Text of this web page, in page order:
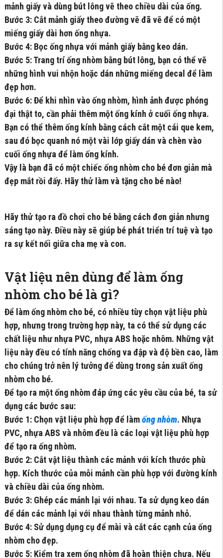
mảnh giấy và dùng bút lông vẽ theo chiều dài của ống.
Bước 3: Cắt mảnh giấy theo đường vẽ đã vẽ để có một
miếng giấy dài hơn ống nhựa.
Bước 4: Bọc ống nhựa với mảnh giấy bằng keo dán.
Bước 5: Trang trí ống nhòm bằng bút lông, bạn có thể vẽ
những hình vui nhộn hoặc dán những miếng decal để làm
đẹp hơn.
Bước 6: Để khi nhìn vào ống nhòm, hình ảnh được phóng
đại thật to, cần phải thêm một ống kính ở cuối ống nhựa.
Bạn có thể thêm ống kính bằng cách cắt một cái que kem,
sau đó bọc quanh nó một vài lớp giấy dán và chèn vào
cuối ống nhựa để làm ống kính.
Vậy là bạn đã có một chiếc ống nhòm cho bé đơn giản mà
đẹp mắt rồi đấy. Hãy thử làm và tặng cho bé nào!
Hãy thử tạo ra đồ chơi cho bé bằng cách đơn giản nhưng
sáng tạo này. Điều này sẽ giúp bé phát triển trí tuệ và tạo
ra sự kết nối giữa cha mẹ và con.
Vật liệu nên dùng để làm ống
nhòm cho bé là gì?
Để làm ống nhòm cho bé, có nhiều tùy chọn vật liệu phù
hợp, nhưng trong trường hợp này, ta có thể sử dụng các
chất liệu như nhựa PVC, nhựa ABS hoặc nhôm. Những vật
liệu này đều có tính năng chống va đập và độ bền cao, làm
cho chúng trở nên lý tưởng để dùng trong sản xuất ống
nhòm cho bé.
Để tạo ra một ống nhòm đáp ứng các yêu cầu của bé, ta sử
dụng các bước sau:
Bước 1: Chọn vật liệu phù hợp để làmống nhòm. Nhựa
PVC, nhựa ABS và nhôm đều là các loại vật liệu phù hợp
để tạo ra ống nhòm.
Bước 2: Cắt vật liệu thành các mảnh với kích thước phù
hợp. Kích thước của mỗi mảnh cần phù hợp với đường kính
và chiều dài của ống nhòm.
Bước 3: Ghép các mảnh lại với nhau. Ta sử dụng keo dán
để dán các mảnh lại với nhau thành từng mảnh nhỏ.
Bước 4: Sử dụng dụng cụ để mài và cắt các cạnh của ống
nhòm cho đẹp.
Bước 5: Kiểm tra xem ống nhòm đã hoàn thiện chưa. Nếu